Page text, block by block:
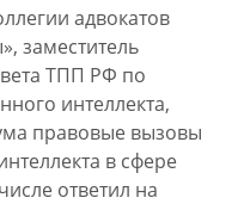
адвокатов
заместитель
ТПП РФ по
интеллекта,
правовые вызовы
в сфере
ответил на